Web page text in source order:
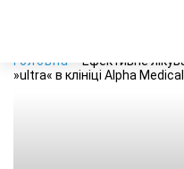
Головна
Ефективне
»ultra« в клініці Alpha Medical